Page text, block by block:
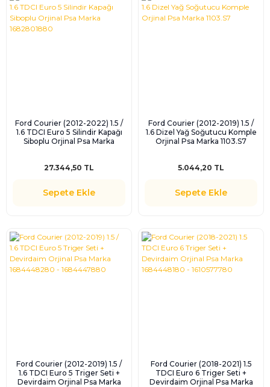
Ford Courier (2012-2022) 1.5 /
1.6 TDCI Euro 5 Silindir Kapağı
Siboplu Orjinal Psa Marka
27.344,50 TL
Sepete Ekle
Ford Courier (2012-2019) 1.5 /
1.6 Dizel Yağ Soğutucu Komple
Orjinal Psa Marka 1103.S7
5.044,20 TL
Sepete Ekle
Ford Courier (2012-2019) 1.5 /
1.6 TDCI Euro 5 Triger Seti +
Devirdaim Orjinal Psa Marka
Ford Courier (2018-2021) 1.5
TDCI Euro 6 Triger Seti +
Devirdaim Orjinal Psa Marka